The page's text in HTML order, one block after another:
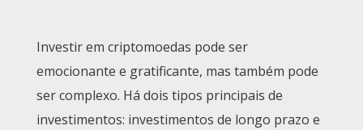
Investir em criptomoedas pode ser
emocionante e gratificante, mas também pode
ser complexo. Há dois tipos principais de
investimentos: investimentos de longo prazo e